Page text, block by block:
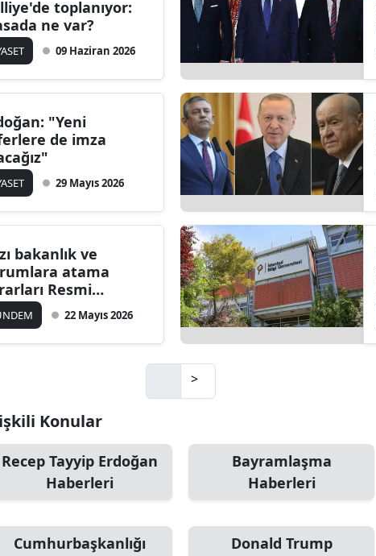
toplanıyor:
ne var?
09 Haziran 2026
"Yeni
de imza
29 Mayıs 2026
bakanlık ve
atama
Resmi
yayımlandı
22 Mayıs 2026
>
Konular
Recep Tayyip Erdoğan
Haberleri
Bayramlaşma
Haberleri
Cumhurbaşkanlığı
Donald Trump